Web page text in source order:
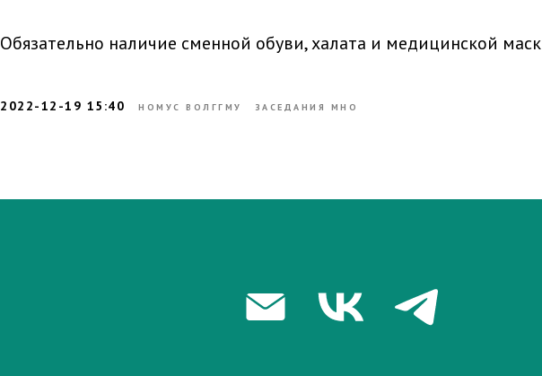
Обязательно наличие сменной обуви, халата и медицинской
2022-12-19 15:40 НОМУС ВОЛГГМУ ЗАСЕДАНИЯ МНО